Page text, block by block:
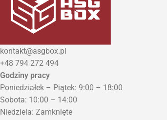
kontakt@asgbox.pl
+48 794 272 494
Godziny pracy
Poniedziałek – Piątek: 9:00 – 18:00
Sobota: 10:00 – 14:00
Niedziela: Zamknięte